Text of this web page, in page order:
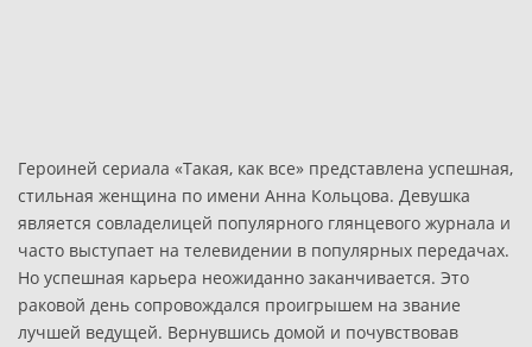
Героиней сериала «Такая, как все» представлена успешная,
стильная женщина по имени Анна Кольцова. Девушка
является совладелицей популярного глянцевого журнала и
часто выступает на телевидении в популярных передачах.
Но успешная карьера неожиданно заканчивается. Это
раковой день сопровождался проигрышем на звание
лучшей ведущей. Вернувшись домой и почувствовав